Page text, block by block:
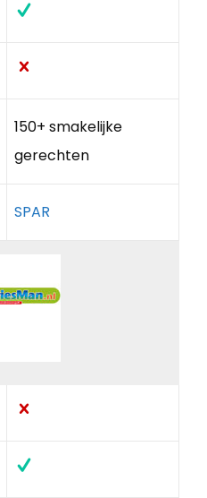
150+ smakelijke
gerechten
SPAR